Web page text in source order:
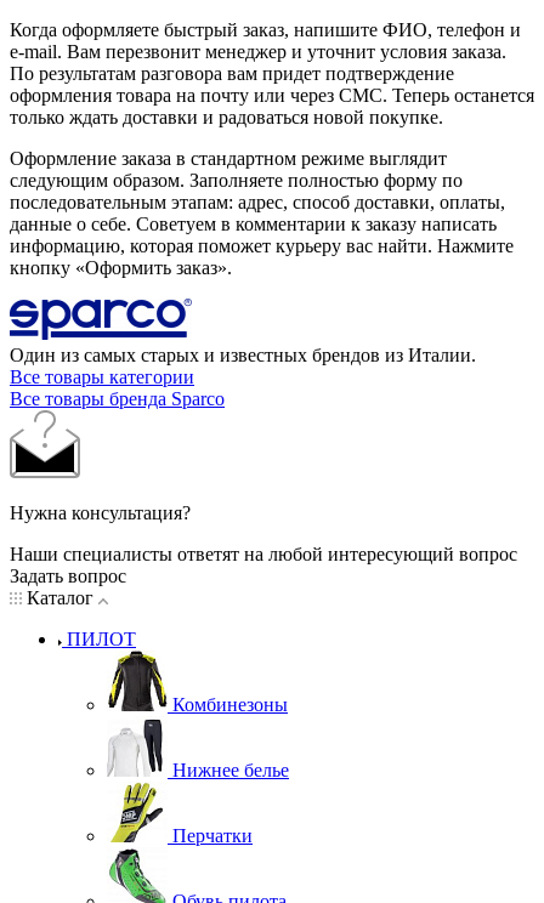
Когда оформляете быстрый заказ, напишите ФИО, телефон и
e-mail. Вам перезвонит менеджер и уточнит условия заказа.
По результатам разговора вам придет подтверждение
оформления товара на почту или через СМС. Теперь останется
только ждать доставки и радоваться новой покупке.
Оформление заказа в стандартном режиме выглядит
следующим образом. Заполняете полностью форму по
последовательным этапам: адрес, способ доставки, оплаты,
данные о себе. Советуем в комментарии к заказу написать
информацию, которая поможет курьеру вас найти. Нажмите
кнопку «Оформить заказ».
Один из самых старых и известных брендов из Италии.
Все товары категории
Все товары бренда Sparco
Нужна консультация?
Наши специалисты ответят на любой интересующий вопрос
Задать вопрос
Каталог
ПИЛОТ
Комбинезоны
Нижнее белье
Перчатки